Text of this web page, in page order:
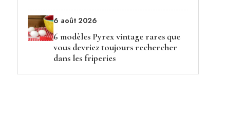
6 août 2026
6 modèles Pyrex vintage rares que
vous devriez toujours rechercher
dans les friperies